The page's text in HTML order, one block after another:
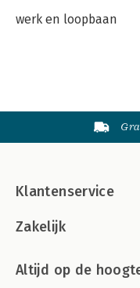
werk en loopbaan
Klantenservice
Zakelijk
Altijd op de